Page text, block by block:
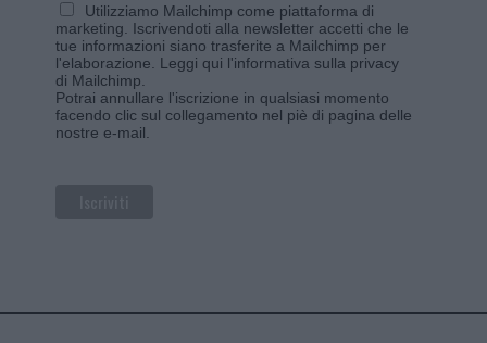
Utilizziamo Mailchimp come piattaforma di
marketing. Iscrivendoti alla newsletter accetti che le
tue informazioni siano trasferite a Mailchimp per
l'elaborazione. Leggi qui l'informativa sulla privacy
di Mailchimp
Potrai annullare l'iscrizione in qualsiasi momento
facendo clic sul collegamento nel piè di pagina delle
nostre e-mail.